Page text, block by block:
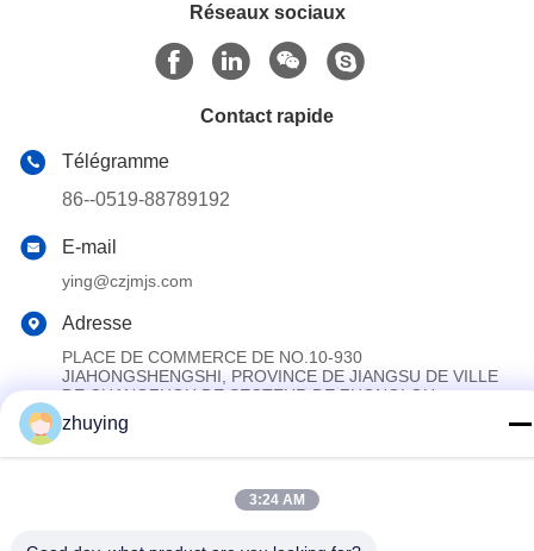
Réseaux sociaux
Contact rapide
Télégramme
86--0519-88789192
E-mail
ying@czjmjs.com
Adresse
PLACE DE COMMERCE DE NO.10-930
JIAHONGSHENGSHI, PROVINCE DE JIANGSU DE VILLE
DE CHANGZHOU DE SECTEUR DE ZHONGLOU
La Chine est bonne. Qualité Grandes vessies de glace de
zhuying
3:24 AM